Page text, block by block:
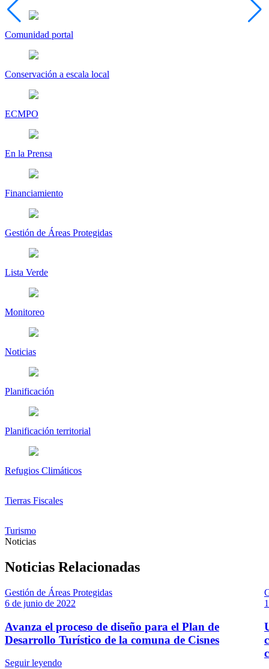
Comunidad portal
Conservación a escala local
ECMPO
En la Prensa
Financiamiento
Gestión de Áreas Protegidas
Lista Verde
Monitoreo
Noticias
Planificación
Planificación territorial
Refugios Climáticos
Tierras Fiscales
Turismo
Noticias
Noticias Relacionadas
Gestión de Áreas Protegidas
6 de junio de 2022
Avanza el proceso de diseño para el Plan de
Desarrollo Turístico de la comuna de Cisnes
Seguir leyendo